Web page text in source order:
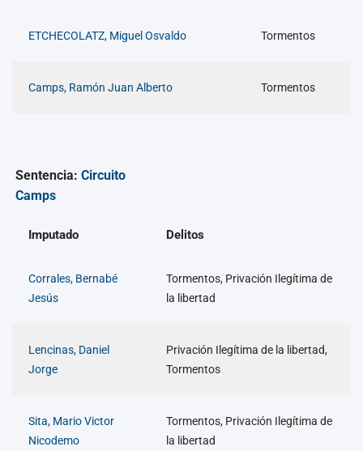
ETCHECOLATZ, Miguel Osvaldo Tormentos
Camps, Ramón Juan Alberto Tormentos
Sentencia: Circuito
Camps
Imputado Delitos
Corrales, Bernabé
Jesús
Tormentos, Privación Ilegítima de
la libertad
Lencinas, Daniel
Jorge
Privación Ilegítima de la libertad,
Tormentos
Sita, Mario Victor
Nicodemo
Tormentos, Privación Ilegítima de
la libertad